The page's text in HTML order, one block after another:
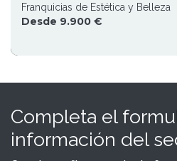
Franquicias de Estética y Belleza
Desde 9.900 €
Completa el
información del